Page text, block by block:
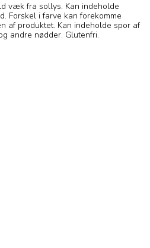
væk fra sollys. Kan indeholde
Forskel i farve kan forekomme
af produktet. Kan indeholde spor af
andre nødder. Glutenfri.